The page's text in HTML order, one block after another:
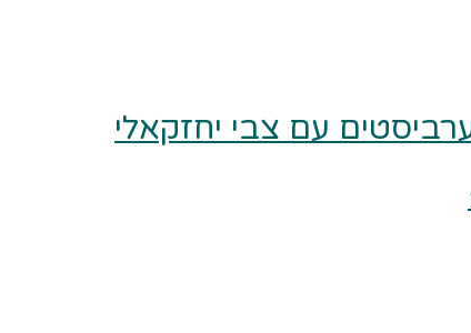
עם צבי יחזקאלי